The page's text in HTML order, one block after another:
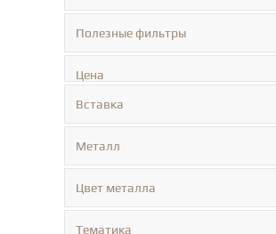
Полезные фильтры
Цена
Вставка
Металл
Цвет металла
Тематика